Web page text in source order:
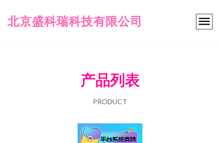
北京盛科瑞科技有限公司
产品列表
PRODUCT